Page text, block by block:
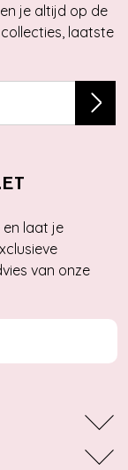
je altijd op de
laatste
en laat je
van onze